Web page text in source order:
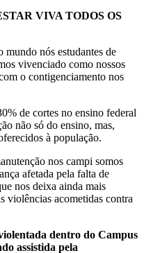
VIVA TODOS OS
nós estudantes de
vivenciado como nossos
o contigenciamento nos
de cortes no ensino federal
não só do ensino, mas,
à população.
nos campi somos
afetada pela falta de
nos deixa ainda mais
violências acometidas contra
dentro do Campus
assistida pela